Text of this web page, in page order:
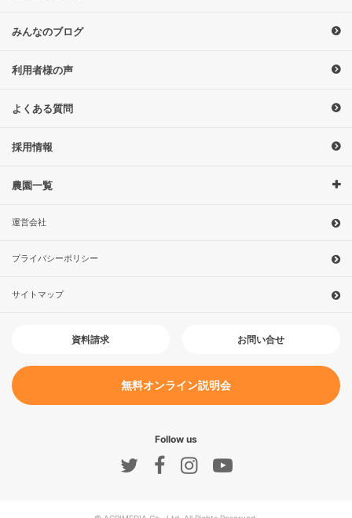
みんなのブログ
利用者様の声
よくある質問
採用情報
農園一覧
運営会社
プライバシーポリシー
サイトマップ
資料請求 お問い合せ
無料オンライン説明会
Follow us